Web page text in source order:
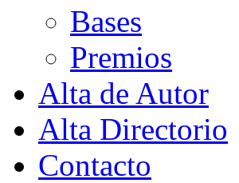
Bases
Premios
Alta de Autor
Alta Directorio
Contacto